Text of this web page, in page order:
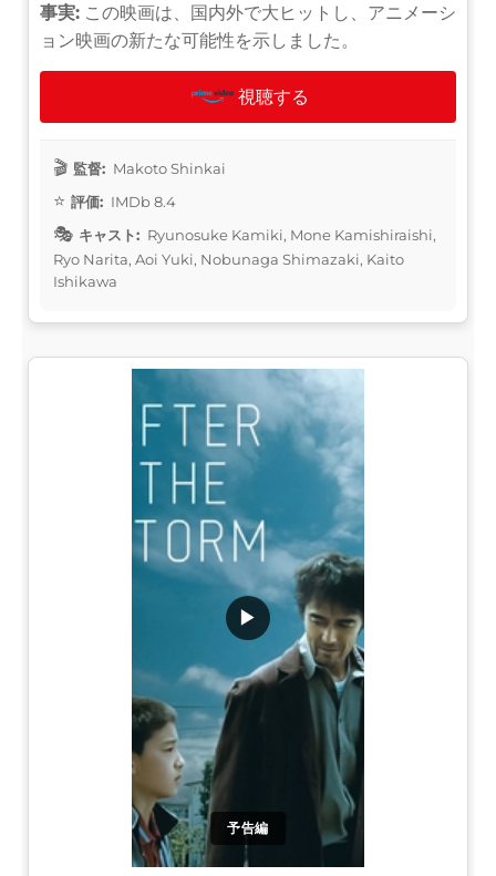
事実: この映画は、国内外で大ヒットし、アニメーシ
ョン映画の新たな可能性を示しました。
視聴する
監督: Makoto Shinkai
評価: IMDb 8.4
キャスト: Ryunosuke Kamiki, Mone Kamishiraishi,
Ryo Narita, Aoi Yuki, Nobunaga Shimazaki, Kaito
Ishikawa
予告編
▶